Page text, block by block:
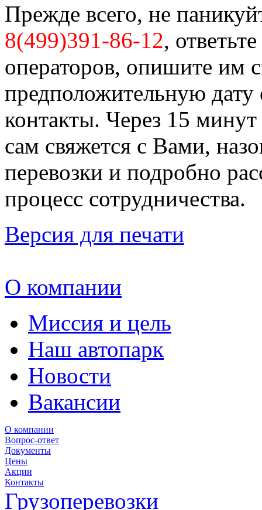
Прежде всего, не
8(499)391-86-12,
операторов, опишите им
предположительную дату
контакты. Через 15
сам свяжется с Вами,
перевозки и подробно
процесс сотрудничества.
Версия для печати
О компании
Миссия и цель
Наш автопарк
Новости
Вакансии
О компании
Вопрос-ответ
Документы
Цены
Акции
Контакты
Грузоперевозки